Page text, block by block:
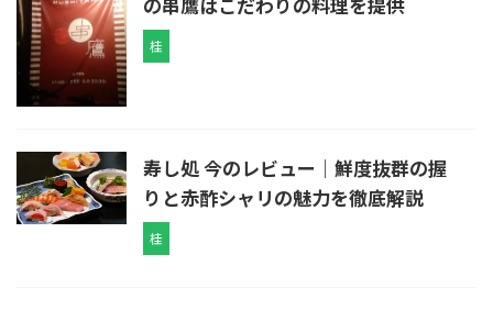
桂
寿し処 今のレビュー｜鮮度抜群の握
りと赤酢シャリの魅力を徹底解説
桂